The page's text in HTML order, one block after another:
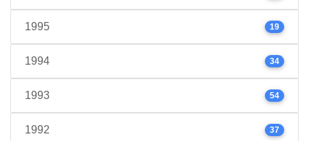
1995 19
1994 34
1993 54
1992 37